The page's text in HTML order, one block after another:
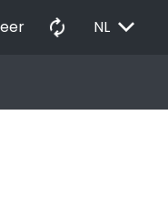
autorenew NL EXPAND_MORE